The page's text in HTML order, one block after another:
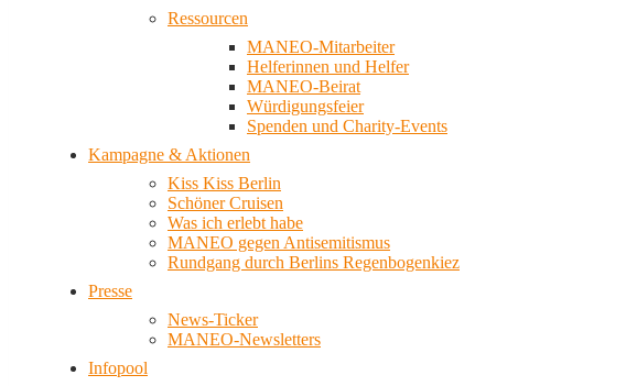
Ressourcen
MANEO-Mitarbeiter
Helferinnen und Helfer
MANEO-Beirat
Würdigungsfeier
Spenden und Charity-Events
Kampagne & Aktionen
Kiss Kiss Berlin
Schöner Cruisen
Was ich erlebt habe
MANEO gegen Antisemitismus
Rundgang durch Berlins Regenbogenkiez
Presse
News-Ticker
MANEO-Newsletters
Infopool